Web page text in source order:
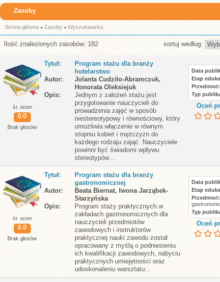
Zasoby
Strona główna Zasoby Wyszukiwarka
Ilość znalezionych zasobów: 182 sortuj według:
śr. ocen
0.0
Brak głosów
Tytuł
Program stażu dla branży
hotelarstwo
Autor
Jolanta Cudziło-Abramczuk,
Honorata Oleksiejuk
Opis
Jednym z założeń stażu jest
przygotowanie nauczycieli do
prowadzenia zajęć w sposób
niestereotypowy i równościowy, który
umożliwia włączenie w równym
stopniu kobiet i mężczyzn do
każdego rodzaju zająć. Nauczyciele
powinni być świadomi wpływu
stereotypów...
Data
Etap
Przedmiot
Typ
Oceń
śr. ocen
0.0
Brak głosów
Tytuł
Program stażu dla branży
gastronomicznej
Autor
Beata Biernat, Iwona Jarząbek-
Starzyńska
Opis
Program staży praktycznych w
zakładach gastronomicznych dla
nauczycieli przedmiotów
zawodowych i instruktorów
praktycznej nauki zawodu został
opracowany z myślą o podniesieniu
ich kwalifikacji zawodowych, nabyciu
praktycznych umiejętności oraz
udoskonaleniu warsztatu...
Data
Etap
Przedmiot
Typ
Oceń